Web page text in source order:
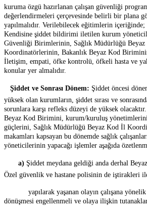
kuruma özgü hazırlanan çalışan güvenliği
değerlendirmeleri çerçevesinde belirli bir plana
yapılmalıdır. Verilebilecek eğitimlerin içeriğinde;
Kendisine şiddet bildirimi iletilen kurum
Güvenliği Birimlerinin, Sağlık Müdürlüğü
Koordinatörlerinin, Bakanlık Beyaz Kod
İletişim, empati, öfke kontrolü, öfkeli hasta ve
konular yer almalıdır.
Şiddet ve Sonrası Dönem: Şiddet öncesi
yüksek olan kurumların, şiddet sırası ve
sorunlara karşı refleks düzeyi de yüksek
Beyaz Kod Birimini, kurum/kuruluş
güçlerini, Sağlık Müdürlüğü Beyaz Kod İl
makamları kapsayan bu dönemde sağlık
yöneticilerinin yapacağı işlemler aşağıda
a) Şiddet meydana geldiği anda derhal
Özel güvenlik ve hastane polisinin de iştirakleri
yapılarak yaşanan olayın çalışana yönelik
dönüşmesi engellenmeli ve olaya ilişkin